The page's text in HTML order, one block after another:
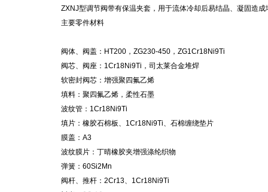
ZXNJ型调节阀带有保温夹套，用于流体冷却后易结晶、凝固造成
主要零件材料
阀体、阀盖：HT200，ZG230-450，ZG1Cr18Ni9Ti
阀芯、阀座：1Cr18Ni9Ti，司太莱合金堆焊
软密封阀芯：增强聚四氟乙烯
填料：聚四氟乙烯，柔性石墨
波纹管：1Cr18Ni9Ti
填片：橡胶石棉板、1Cr18Ni9Ti、石棉缠绕垫片
膜盖：A3
波纹膜片：丁晴橡胶夹增强涤纶织物
弹簧：60Si2Mn
阀杆、推杆：2Cr13、1Cr18Ni9Ti